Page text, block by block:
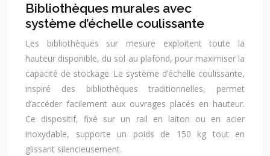
Bibliothèques murales avec
système d’échelle coulissante
Les bibliothèques sur mesure exploitent toute la
hauteur disponible, du sol au plafond, pour maximiser la
capacité de stockage. Le système d’échelle coulissante,
inspiré des bibliothèques traditionnelles, permet
d’accéder facilement aux ouvrages placés en hauteur.
Ce dispositif, fixé sur un rail en laiton ou en acier
inoxydable, supporte un poids de 150 kg tout en
glissant silencieusement.